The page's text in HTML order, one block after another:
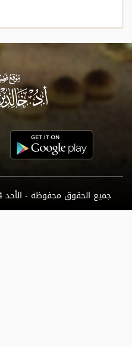
جميع الحقوق محفوظة - الأحد 24 / صفر / 1448 هـ / 2018 مـ ©